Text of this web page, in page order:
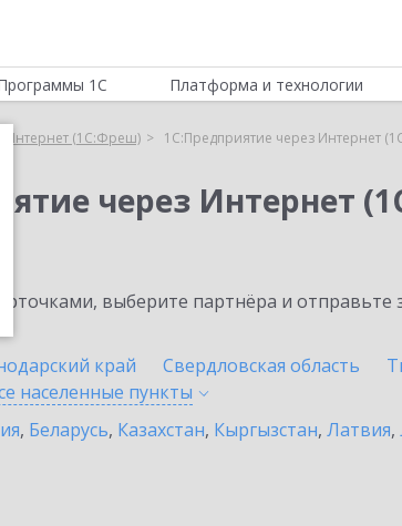
1С Платформа и технологии
Интернет (1С:Фреш) 1С:Предприятие через Интернет
через Интернет
выберите партнёра и отправьте
край Свердловская область
населенные пункты
, Беларусь, Казахстан, Кыргызстан, Латвия,